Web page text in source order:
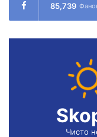
85,739
Чисто